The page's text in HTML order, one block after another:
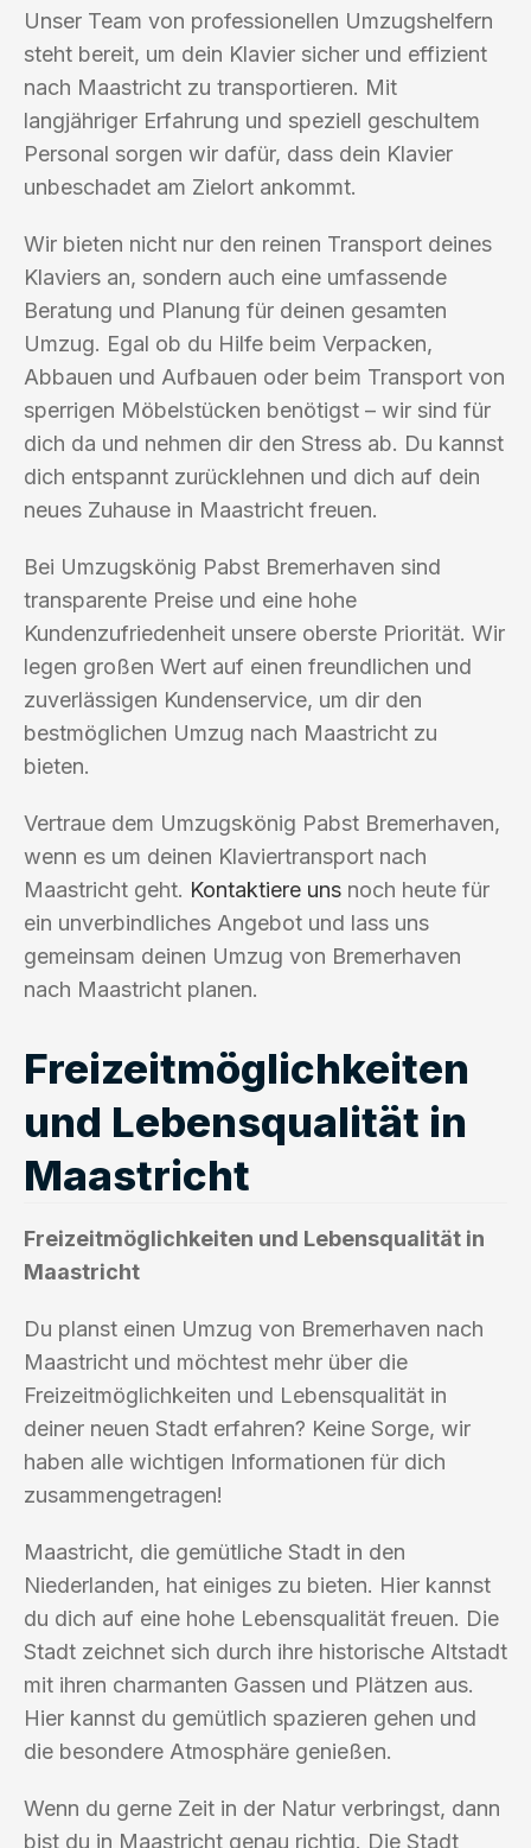
Unser Team von professionellen Umzugshelfern
steht bereit, um dein Klavier sicher und effizient
nach Maastricht zu transportieren. Mit
langjähriger Erfahrung und speziell geschultem
Personal sorgen wir dafür, dass dein Klavier
unbeschadet am Zielort ankommt.
Wir bieten nicht nur den reinen Transport deines
Klaviers an, sondern auch eine umfassende
Beratung und Planung für deinen gesamten
Umzug. Egal ob du Hilfe beim Verpacken,
Abbauen und Aufbauen oder beim Transport von
sperrigen Möbelstücken benötigst – wir sind für
dich da und nehmen dir den Stress ab. Du kannst
dich entspannt zurücklehnen und dich auf dein
neues Zuhause in Maastricht freuen.
Bei Umzugskönig Pabst Bremerhaven sind
transparente Preise und eine hohe
Kundenzufriedenheit unsere oberste Priorität. Wir
legen großen Wert auf einen freundlichen und
zuverlässigen Kundenservice, um dir den
bestmöglichen Umzug nach Maastricht zu
bieten.
Vertraue dem Umzugskönig Pabst Bremerhaven,
wenn es um deinen Klaviertransport nach
Maastricht geht. Kontaktiere uns noch heute für
ein unverbindliches Angebot und lass uns
gemeinsam deinen Umzug von Bremerhaven
nach Maastricht planen.
Freizeitmöglichkeiten
und Lebensqualität in
Maastricht
Freizeitmöglichkeiten und Lebensqualität in
Maastricht
Du planst einen Umzug von Bremerhaven nach
Maastricht und möchtest mehr über die
Freizeitmöglichkeiten und Lebensqualität in
deiner neuen Stadt erfahren? Keine Sorge, wir
haben alle wichtigen Informationen für dich
zusammengetragen!
Maastricht, die gemütliche Stadt in den
Niederlanden, hat einiges zu bieten. Hier kannst
du dich auf eine hohe Lebensqualität freuen. Die
Stadt zeichnet sich durch ihre historische Altstadt
mit ihren charmanten Gassen und Plätzen aus.
Hier kannst du gemütlich spazieren gehen und
die besondere Atmosphäre genießen.
Wenn du gerne Zeit in der Natur verbringst, dann
bist du in Maastricht genau richtig. Die Stadt